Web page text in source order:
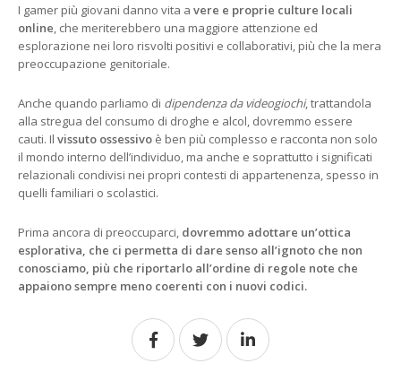
I gamer più giovani danno vita a vere e proprie culture locali
online, che meriterebbero una maggiore attenzione ed
esplorazione nei loro risvolti positivi e collaborativi, più che la mera
preoccupazione genitoriale.
Anche quando parliamo di dipendenza da videogiochi, trattandola
alla stregua del consumo di droghe e alcol, dovremmo essere
cauti. Il vissuto ossessivo è ben più complesso e racconta non solo
il mondo interno dell’individuo, ma anche e soprattutto i significati
relazionali condivisi nei propri contesti di appartenenza, spesso in
quelli familiari o scolastici.
Prima ancora di preoccuparci, dovremmo adottare un’ottica
esplorativa, che ci permetta di dare senso all’ignoto che non
conosciamo, più che riportarlo all’ordine di regole note che
appaiono sempre meno coerenti con i nuovi codici.